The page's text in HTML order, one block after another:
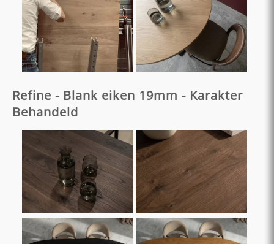
Refine - Blank eiken 19mm - Karakter
Behandeld